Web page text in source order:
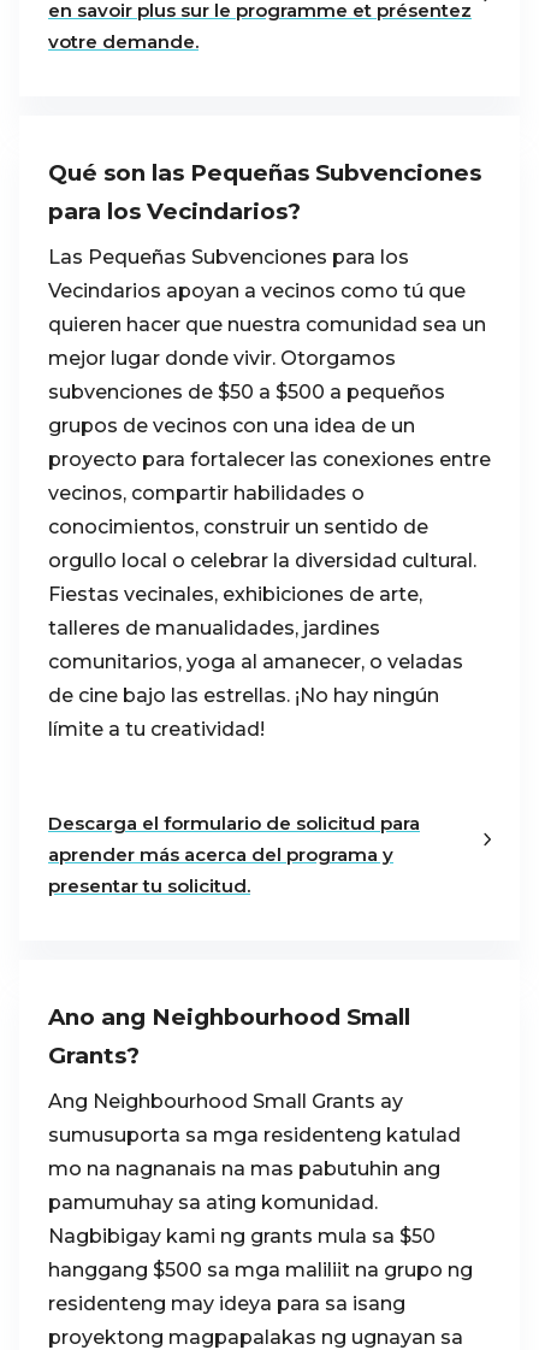
en savoir plus sur le programme et présentez
votre demande.
Qué son las Pequeñas Subvenciones
para los Vecindarios?
Las Pequeñas Subvenciones para los
Vecindarios apoyan a vecinos como tú que
quieren hacer que nuestra comunidad sea un
mejor lugar donde vivir. Otorgamos
subvenciones de $50 a $500 a pequeños
grupos de vecinos con una idea de un
proyecto para fortalecer las conexiones entre
vecinos, compartir habilidades o
conocimientos, construir un sentido de
orgullo local o celebrar la diversidad cultural.
Fiestas vecinales, exhibiciones de arte,
talleres de manualidades, jardines
comunitarios, yoga al amanecer, o veladas
de cine bajo las estrellas. ¡No hay ningún
límite a tu creatividad!
Descarga el formulario de solicitud para
aprender más acerca del programa y
presentar tu solicitud.
Ano ang Neighbourhood Small
Grants?
Ang Neighbourhood Small Grants ay
sumusuporta sa mga residenteng katulad
mo na nagnanais na mas pabutuhin ang
pamumuhay sa ating komunidad.
Nagbibigay kami ng grants mula sa $50
hanggang $500 sa mga maliliit na grupo ng
residenteng may ideya para sa isang
proyektong magpapalakas ng ugnayan sa